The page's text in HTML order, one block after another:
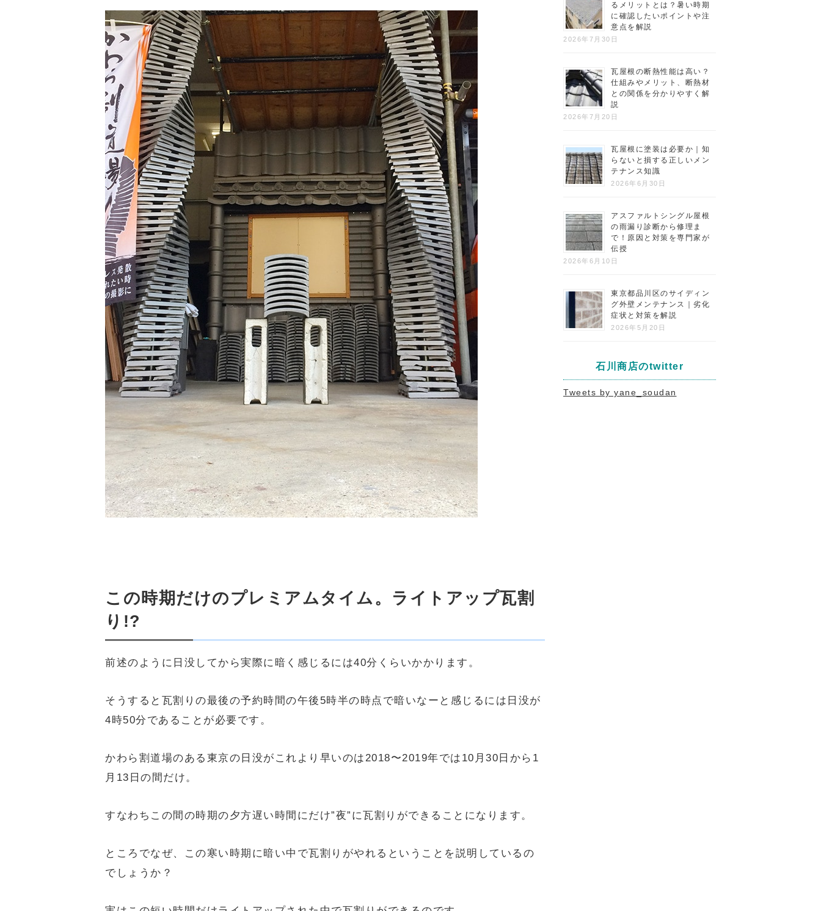
この時期だけのプレミアムタイム。ライトアップ瓦割
り!?
前述のように日没してから実際に暗く感じるには40分くらいかかります。
そうすると瓦割りの最後の予約時間の午後5時半の時点で暗いなーと感じるには日没が
4時50分であることが必要です。
かわら割道場のある東京の日没がこれより早いのは2018〜2019年では10月30日から1
月13日の間だけ。
すなわちこの間の時期の夕方遅い時間にだけ”夜”に瓦割りができることになります。
ところでなぜ、この寒い時期に暗い中で瓦割りがやれるということを説明しているの
でしょうか？
るメリットとは？暑い時期
に確認したいポイントや注
意点を解説
2026年7月30日
瓦屋根の断熱性能は高い？
仕組みやメリット、断熱材
との関係を分かりやすく解
説
2026年7月20日
瓦屋根に塗装は必要か｜知
らないと損する正しいメン
テナンス知識
2026年6月30日
アスファルトシングル屋根
の雨漏り診断から修理ま
で！原因と対策を専門家が
伝授
2026年6月10日
東京都品川区のサイディン
グ外壁メンテナンス｜劣化
症状と対策を解説
2026年5月20日
石川商店のtwitter
Tweets by yane_soudan